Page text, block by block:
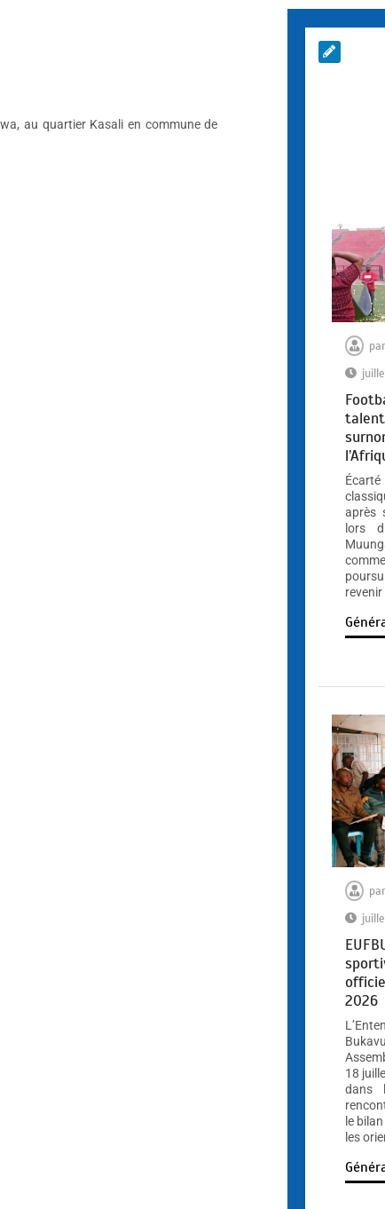
au quartier Kasali en commune de
par
après
lors
par
2026
18
dans
le
les